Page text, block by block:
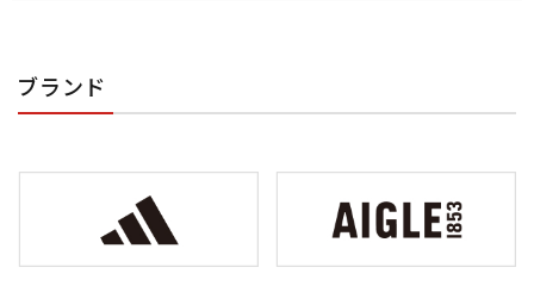
ブランド